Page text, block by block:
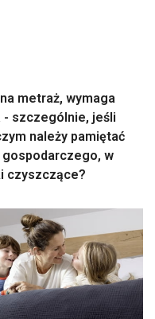
metraż, wymaga
- szczególnie, jeśli
należy pamiętać
w
czyszczące?